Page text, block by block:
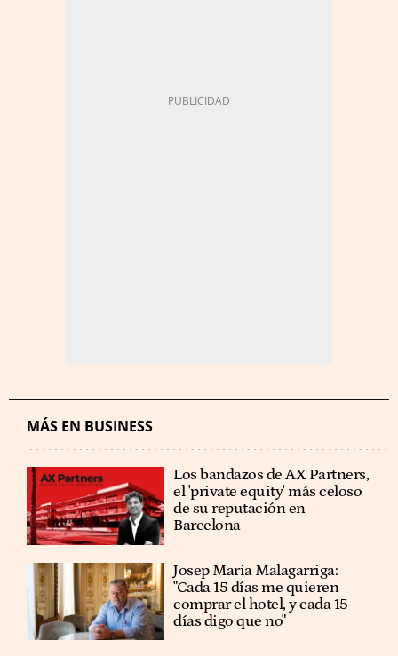
MÁS EN BUSINESS
Los bandazos de AX Partners,
el 'private equity' más celoso
de su reputación en
Barcelona
​​Josep Maria Malagarriga:
"Cada 15 días me quieren
comprar el hotel, y cada 15
días digo que no"